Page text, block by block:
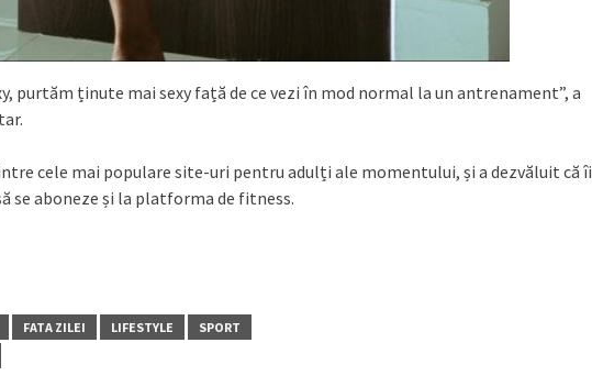
purtăm ținute mai sexy față de ce vezi în mod normal la un antrenament”, a
cele mai populare site-uri pentru adulți ale momentului, și a dezvăluit că îi
se aboneze și la platforma de fitness.
FATA ZILEI LIFESTYLE
SPORT